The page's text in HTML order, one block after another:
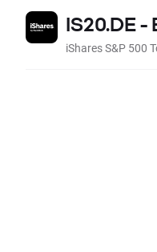
IS20.DE -
iShares S&P 500